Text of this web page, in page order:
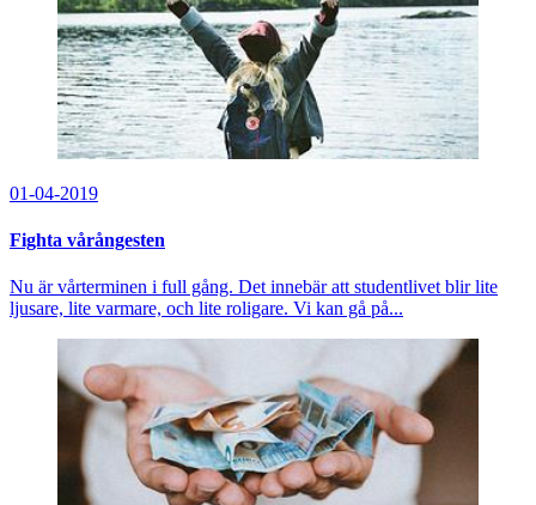
01-04-2019
Fighta vårångesten
Nu är vårterminen i full gång. Det innebär att studentlivet blir lite
ljusare, lite varmare, och lite roligare. Vi kan gå på...